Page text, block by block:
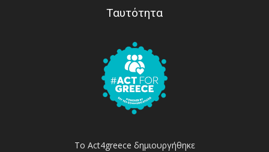
Ταυτότητα
Το Act4greece δημιουργήθηκε